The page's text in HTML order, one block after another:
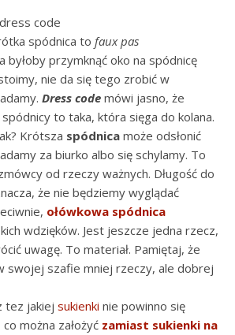
code
spódnica to faux pas
byłoby przymknąć oko na spódnicę
nie da się tego zrobić w
Dress code mówi jasno, że
to taka, która sięga do kolana.
Krótsza spódnica może odsłonić
za biurko albo się schylamy. To
od rzeczy ważnych. Długość do
że nie będziemy wyglądać
ołówkowa spódnica
wdzięków. Jest jeszcze jedna rzecz,
uwagę. To materiał. Pamiętaj, że
swojej szafie mniej rzeczy, ale dobrej
tez jakiej sukienki nie powinno się
można założyć zamiast sukienki na